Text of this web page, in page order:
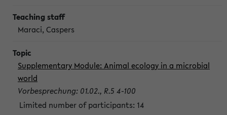
Maraci, Caspers
Supplementary Module: Animal ecology in a microbial
world
Vorbesprechung: 01.02., R.5 4-100
Limited number of participants: 14